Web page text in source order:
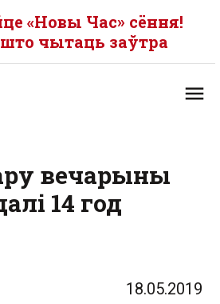
«Новы Час» сёння!
чытаць заўтра
вечарыны
14 год
18.05.2019